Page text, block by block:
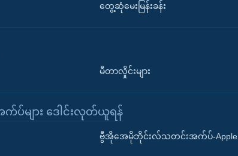
တွေ့ဆုံမေးမြန်းခန်း
မီတာလှိုင်းများ
များ ဒေါင်းလုတ်ယူရန်
ဗွီအိုအေမိုဘိုင်းလ်သတင်းအက်ပ်-Apple